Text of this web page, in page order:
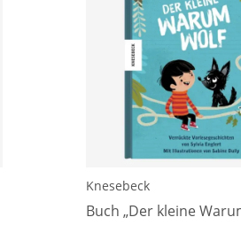
Knesebeck
Buch „Der kleine